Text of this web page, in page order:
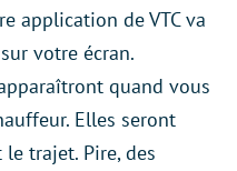
application de VTC va
votre écran.
quand vous
Elles seront
trajet. Pire, des